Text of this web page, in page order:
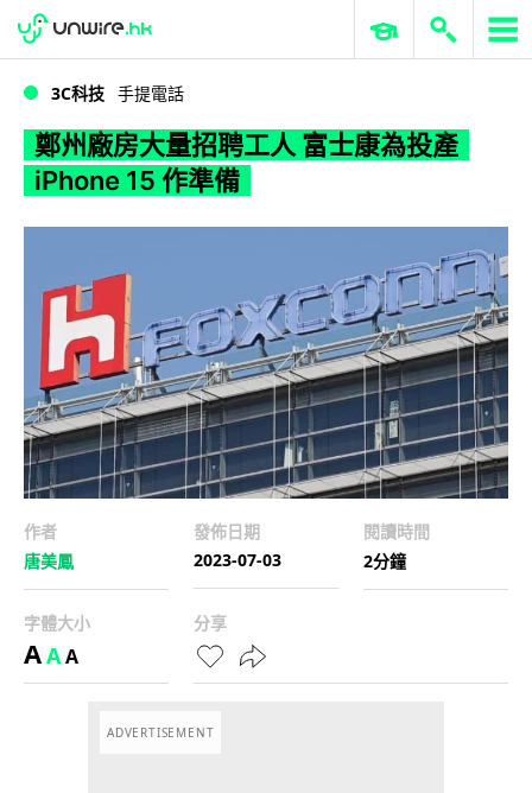
WWDC 2026 ERP 與商業 AI
3C科技 手提電話
鄭州廠房大量招聘工人 富士康為投產
iPhone 15 作準備
作者
唐美鳳
發佈日期
2023-07-03
閱讀時間
2分鐘
字體大小
AAA
分享
ADVERTISEMENT